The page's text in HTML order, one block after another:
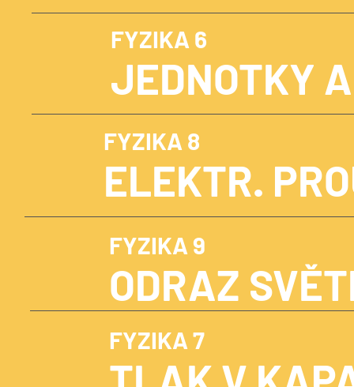
FYZIKA 6
JEDNOTKY
FYZIKA 8
ELEKTR.
FYZIKA 9
ODRAZ
FYZIKA 7